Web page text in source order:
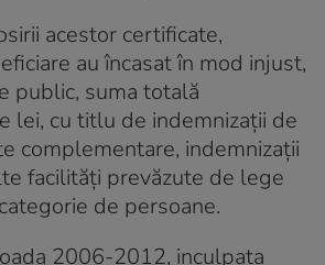
acestor certificate,
au încasat în mod injust,
public, suma totală
lei, cu titlu de indemnizaţii de
complementare, indemnizaţii
facilităţi prevăzute de lege
de persoane.
2006-2012, inculpata